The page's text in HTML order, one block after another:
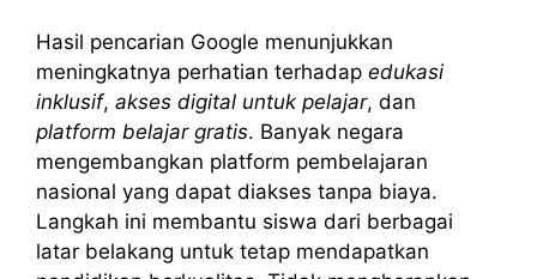
Hasil pencarian Google menunjukkan
meningkatnya perhatian terhadap edukasi
inklusif, akses digital untuk pelajar, dan
platform belajar gratis. Banyak negara
mengembangkan platform pembelajaran
nasional yang dapat diakses tanpa biaya.
Langkah ini membantu siswa dari berbagai
latar belakang untuk tetap mendapatkan